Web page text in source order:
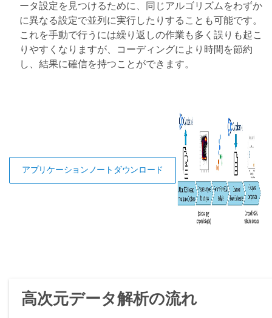
ータ設定を見つけるために、同じアルゴリズムをわずか
に異なる設定で並列に実行したりすることも可能です。
これを手動で行うには繰り返しの作業も多く誤りも起こ
りやすくなりますが、コーディングにより時間を節約
し、結果に確信を持つことができます。
アプリケーションノートダウンロード
高次元データ解析の流れ